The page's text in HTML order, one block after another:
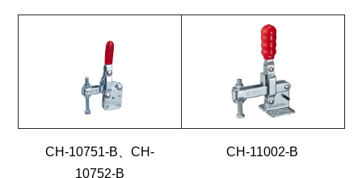
CH-10751-B、CH-
10752-B
CH-11002-B